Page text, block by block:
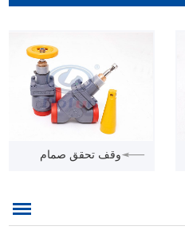
وقف تحقق صمام